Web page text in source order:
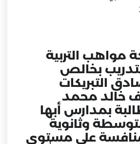
مواهب التربية
بخالص
التبريكات
خالد محمد
بمدارس أبها
وثانوية
على مستوى